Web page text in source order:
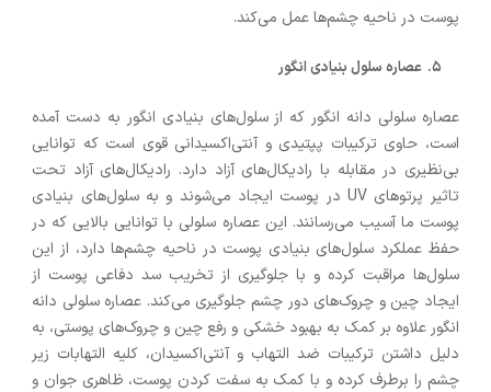
پوست در ناحیه چشم‌ها عمل می‌کند.
عصاره سلول بنیادی انگور
عصاره سلولی دانه انگور که از سلول‌های بنیادی انگور به دست آمده
است، حاوی ترکیبات پپتیدی و آنتی‌اکسیدانی قوی است که توانایی
بی‌نظیری در مقابله با رادیکال‌های آزاد دارد. رادیکال‌های آزاد تحت
تاثیر پرتوهای UV در پوست ایجاد می‌شوند و به سلول‌های بنیادی
پوست ما آسیب می‌رسانند. این عصاره سلولی با توانایی بالایی که در
حفظ عملکرد سلول‌های بنیادی پوست در ناحیه چشم‌ها دارد، از این
سلول‌ها مراقبت کرده و با جلوگیری از تخریب سد دفاعی پوست از
ایجاد چین و چروک‌های دور چشم جلوگیری می‌کند. عصاره سلولی دانه
انگور علاوه بر کمک به بهبود خشکی و رفع چین و چروک‌های پوستی، به
دلیل داشتن ترکیبات ضد التهاب و آنتی‌اکسیدان، کلیه التهابات زیر
چشم را برطرف کرده و با کمک به سفت کردن پوست، ظاهری جوان و